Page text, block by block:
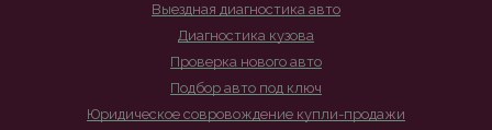
Выездная диагностика авто
Диагностика кузова
Проверка нового авто
Подбор авто под ключ
Юридическое совровождение купли-продажи